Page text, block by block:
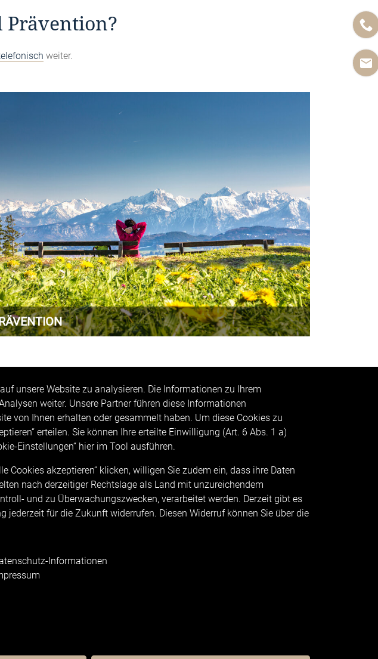
Prävention?
weiter.
Alpreflect
Vertragsbedingungen
unsere Website zu analysieren. Die Informationen zu Ihrem
weiter. Unsere Partner führen diese Informationen
von Ihnen erhalten oder gesammelt haben. Um diese Cookies zu
erteilen. Sie können Ihre erteilte Einwilligung (Art. 6 Abs. 1 a)
Einstellungen“ hier im Tool ausführen.
Cookies akzeptieren“ klicken, willigen Sie zudem ein, dass ihre Daten
nach derzeitiger Rechtslage als Land mit unzureichendem
und zu Überwachungszwecken, verarbeitet werden. Derzeit gibt es
für die Zukunft widerrufen. Diesen Widerruf können Sie über die
Informationen